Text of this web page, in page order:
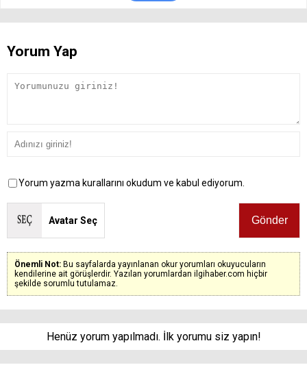
Yorum Yap
Yorum yazma kurallarını okudum ve kabul ediyorum.
Avatar Seç
Önemli Not: Bu sayfalarda yayınlanan okur yorumları okuyucuların
kendilerine ait görüşlerdir. Yazılan yorumlardan ilgihaber.com hiçbir
şekilde sorumlu tutulamaz.
Henüz yorum yapılmadı. İlk yorumu siz yapın!